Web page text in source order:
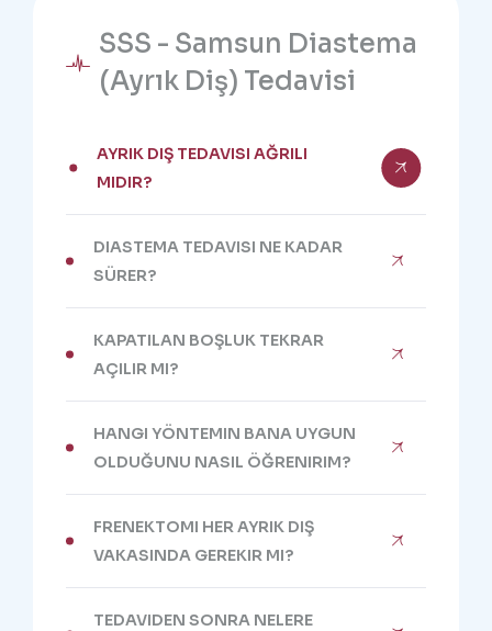
SSS - Samsun Diastema
(Ayrık Diş) Tedavisi
AYRIK DIŞ TEDAVISI AĞRILI
MIDIR?
DIASTEMA TEDAVISI NE KADAR
SÜRER?
KAPATILAN BOŞLUK TEKRAR
AÇILIR MI?
HANGI YÖNTEMIN BANA UYGUN
OLDUĞUNU NASIL ÖĞRENIRIM?
FRENEKTOMI HER AYRIK DIŞ
VAKASINDA GEREKIR MI?
TEDAVIDEN SONRA NELERE